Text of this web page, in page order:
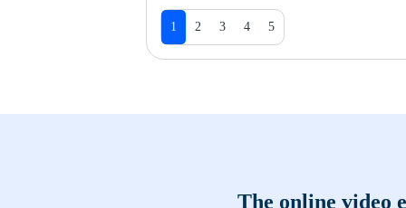
1 2 3 4 5
The online video